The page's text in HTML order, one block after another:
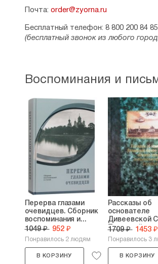
Почта: order@zyorna.ru
Бесплатный телефон: 8 800 200 84 85
(бесплатный звонок из любого
Воспоминания и
Перерва глазами
очевидцев. Сборник
воспоминания и...
1049 ₽ 952 ₽
Понравилось 2 людям
В КОРЗИНУ
Рассказы об
основателе
Дивеевской
Троицкой...
1709 ₽ 1453 ₽
Понравилось 3
В КОРЗИНУ